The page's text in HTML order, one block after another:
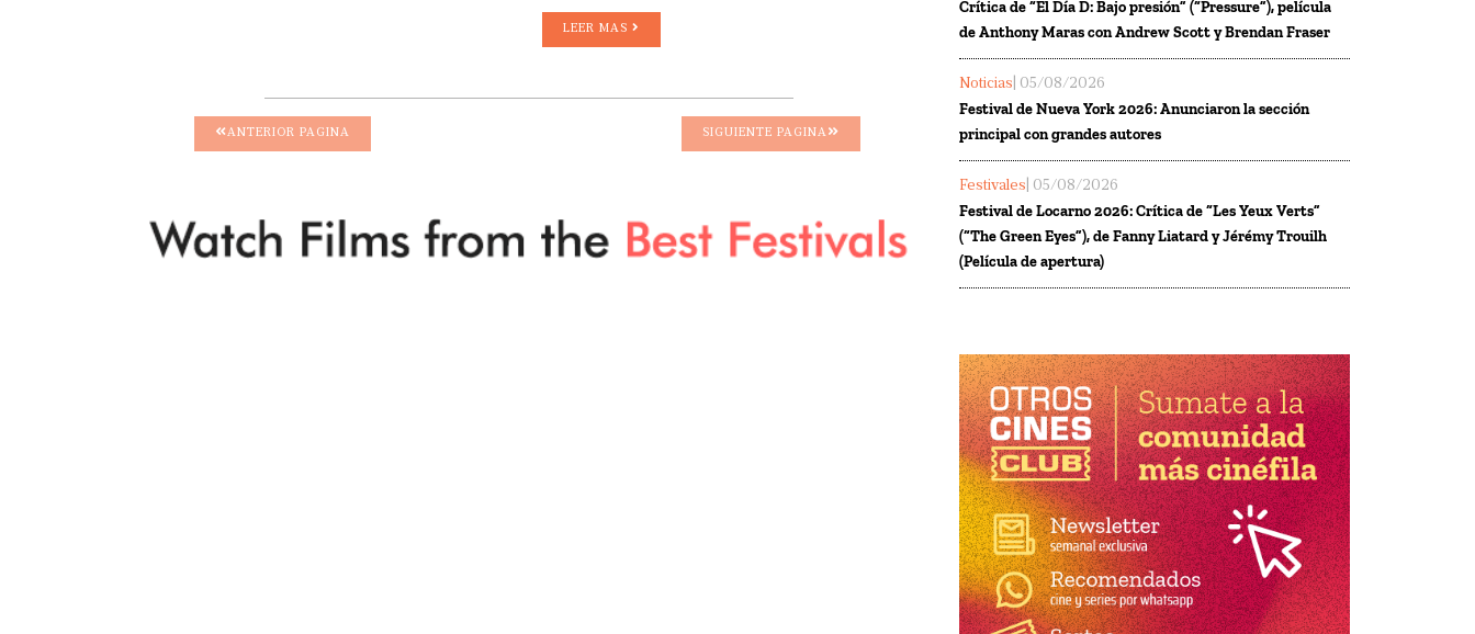
LEER MAS
ANTERIOR PAGINA SIGUIENTE PAGINA
Crítica de “El Día D: Bajo presión” (“Pressure”), película
de Anthony Maras con Andrew Scott y Brendan Fraser
Noticias | 05/08/2026
Festival de Nueva York 2026: Anunciaron la sección
principal con grandes autores
Festivales | 05/08/2026
Festival de Locarno 2026: Crítica de “Les Yeux Verts”
(“The Green Eyes”), de Fanny Liatard y Jérémy Trouilh
(Película de apertura)